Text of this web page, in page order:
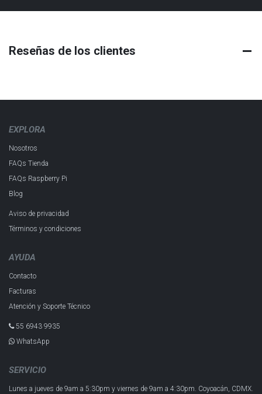
Reseñas de los clientes
EXPLORA
Nosotros
FAQs Tienda
FAQs Raspberry Pi
Blog
Aviso de privacidad
Términos y condiciones
AYUDA
Contacto
Facturas
Atención y Soporte Técnico
55 6943 993​5
WhatsApp
SERVICIO
Lunes a jueves de 9am a 5:30pm y viernes de 9am a 4:30pm. Coyoacán, CDMX.